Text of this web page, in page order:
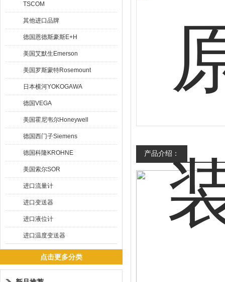
TSCOM
其他进口品牌
德国恩德斯豪斯E+H
美国艾默生Emerson
美国罗斯蒙特Rosemount
日本横河YOKOGAWA
德国VEGA
美国霍尼韦尔Honeywell
德国西门子Siemens
德国科隆KROHNE
美国索尔SOR
进口流量计
进口变送器
进口液位计
进口温度变送器
点击更多分类
产品介绍：